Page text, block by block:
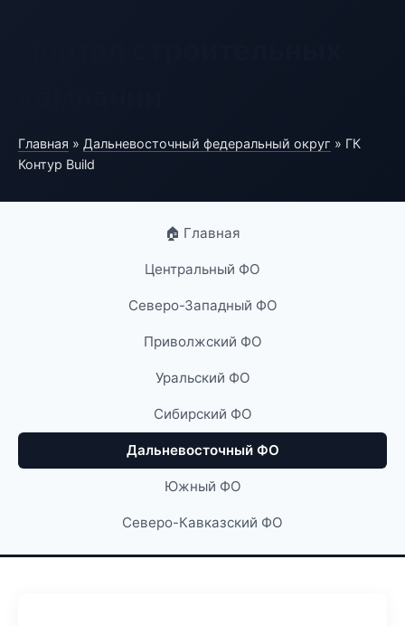
Главная » Дальневосточный федеральный округ » ГК
Контур Build
🏠 Главная
Центральный ФО
Северо-Западный ФО
Приволжский ФО
Уральский ФО
Сибирский ФО
Дальневосточный ФО
Южный ФО
Северо-Кавказский ФО